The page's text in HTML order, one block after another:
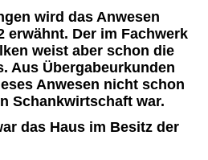
wird das Anwesen
erwähnt. Der im Fachwerk
weist aber schon die
Aus Übergabeurkunden
Anwesen nicht schon
Schankwirtschaft war.
das Haus im Besitz der